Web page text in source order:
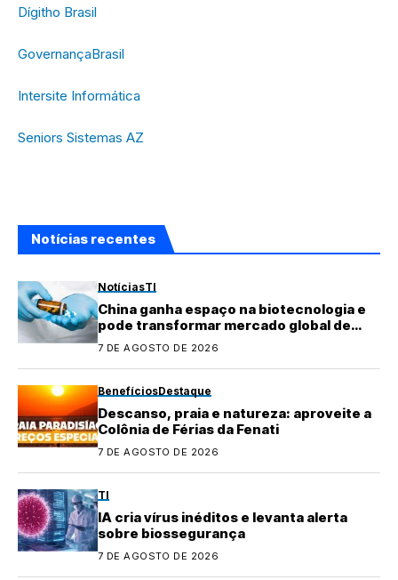
Dígitho Brasil
GovernançaBrasil
Intersite Informática
Seniors Sistemas AZ
Notícias recentes
NotíciasTI
China ganha espaço na biotecnologia e
pode transformar mercado global de
medicamentos
7 DE AGOSTO DE 2026
BenefíciosDestaque
Descanso, praia e natureza: aproveite a
Colônia de Férias da Fenati
7 DE AGOSTO DE 2026
TI
IA cria vírus inéditos e levanta alerta
sobre biossegurança
7 DE AGOSTO DE 2026